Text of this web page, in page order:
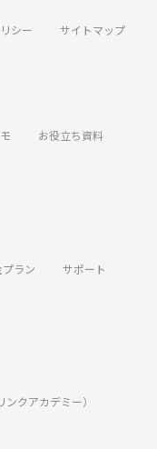
シー サイトマップ
お役立ち資料
ラン サポート
ンクアカデミー）